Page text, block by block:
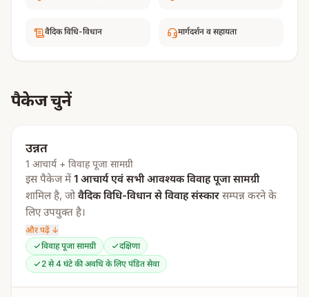
वैदिक विधि-विधान मार्गदर्शन व सहायता
पैकेज चुनें
उन्नत
1 आचार्य + विवाह पूजा सामग्री
इस पैकेज में1 आचार्य एवं सभी आवश्यक विवाह पूजा सामग्री
शामिल है, जो वैदिक विधि-विधान से विवाह संस्कार सम्पन्न करने के
लिए उपयुक्त है।
यह उन लोगों के लिए विशेष रूप से उपयुक्त है जो
(दूल्हा या दुल्हन)के लिए आचार्य चाहते हैं या
विवाह विधिकरना चाहते हैं।
और पढ़ें ↓
विवाह पूजा सामग्री
दक्षिणा
2 से 4 घंटे की अवधि के लिए पंडित सेवा